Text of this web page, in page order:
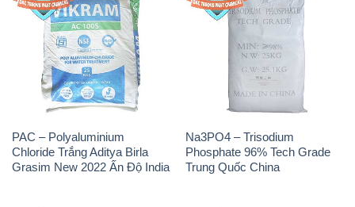
PAC – Polyaluminium
Chloride Trắng Aditya Birla
Grasim New 2022 Ấn Độ India
Na3PO4 – Trisodium
Phosphate 96% Tech Grade
Trung Quốc China